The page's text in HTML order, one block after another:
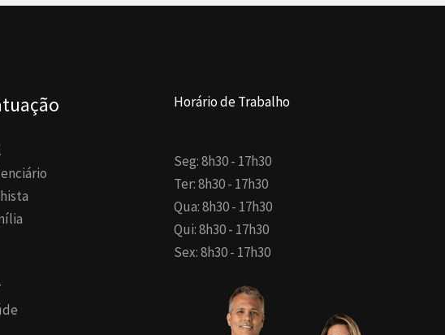
Horário de Trabalho
Seg: 8h30 - 17h30
Ter: 8h30 - 17h30
Qua: 8h30 - 17h30
Qui: 8h30 - 17h30
Sex: 8h30 - 17h30